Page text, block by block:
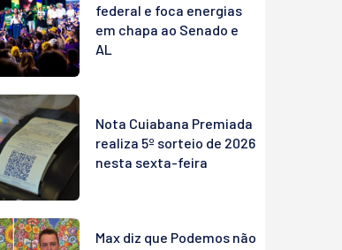
federal e foca energias
em chapa ao Senado e
AL
Nota Cuiabana Premiada
realiza 5º sorteio de 2026
nesta sexta-feira
Max diz que Podemos não